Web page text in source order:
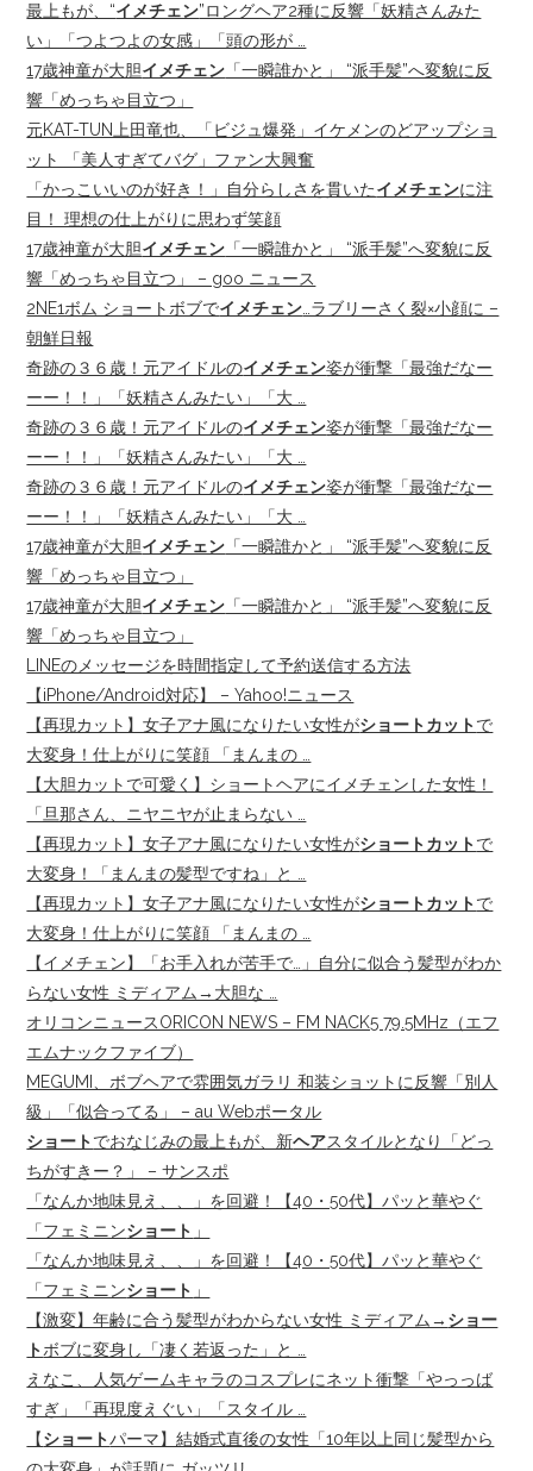
最上もが、“イメチェン”ロングヘア2種に反響「妖精さんみた
い」「つよつよの女感」「頭の形が …
17歳神童が大胆イメチェン 「一瞬誰かと」 “派手髪”へ変貌に反
響「めっちゃ目立つ」
元KAT-TUN上田竜也、「ビジュ爆発」イケメンのどアップショ
ット 「美人すぎてバグ」ファン大興奮
「かっこいいのが好き！」自分らしさを貫いたイメチェンに注
目！ 理想の仕上がりに思わず笑顔
17歳神童が大胆イメチェン 「一瞬誰かと」 “派手髪”へ変貌に反
響「めっちゃ目立つ」 – goo ニュース
2NE1ボム ショートボブでイメチェン …ラブリーさく裂×小顔に –
朝鮮日報
奇跡の３６歳！元アイドルのイメチェン姿が衝撃「最強だなー
ーー！！」「妖精さんみたい」「大 …
奇跡の３６歳！元アイドルのイメチェン姿が衝撃「最強だなー
ーー！！」「妖精さんみたい」「大 …
奇跡の３６歳！元アイドルのイメチェン姿が衝撃「最強だなー
ーー！！」「妖精さんみたい」「大 …
17歳神童が大胆イメチェン 「一瞬誰かと」 “派手髪”へ変貌に反
響「めっちゃ目立つ」
17歳神童が大胆イメチェン 「一瞬誰かと」 “派手髪”へ変貌に反
響「めっちゃ目立つ」
LINEのメッセージを時間指定して予約送信する方法
【iPhone/Android対応】 – Yahoo!ニュース
【再現カット】女子アナ風になりたい女性がショートカットで
大変身！仕上がりに笑顔 「まんまの …
【大胆カットで可愛く】ショートヘアにイメチェンした女性！
「旦那さん、ニヤニヤが止まらない …
【再現カット】女子アナ風になりたい女性がショートカットで
大変身！「まんまの髪型ですね」と …
【再現カット】女子アナ風になりたい女性がショートカットで
大変身！仕上がりに笑顔 「まんまの …
【イメチェン】「お手入れが苦手で…」自分に似合う髪型がわか
らない女性 ミディアム→大胆な …
オリコンニュースORICON NEWS – FM NACK5 79.5MHz（エフ
エムナックファイブ）
MEGUMI、ボブヘアで雰囲気ガラリ 和装ショットに反響「別人
級」「似合ってる」 – au Webポータル
ショートでおなじみの最上もが、新ヘアスタイルとなり「どっ
ちがすきー？」 – サンスポ
「なんか地味見え、、」を回避！【40・50代】パッと華やぐ
「フェミニンショート 」
「なんか地味見え、、」を回避！【40・50代】パッと華やぐ
「フェミニンショート 」
【激変】年齢に合う髪型がわからない女性 ミディアム→ ショー
トボブに変身し「凄く若返った」と …
えなこ、人気ゲームキャラのコスプレにネット衝撃「やっっば
すぎ」「再現度えぐい」「スタイル …
【ショートパーマ】結婚式直後の女性「10年以上同じ髪型から